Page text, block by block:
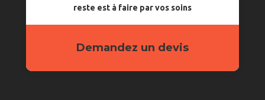
reste est à faire par vos soins
Demandez un devis